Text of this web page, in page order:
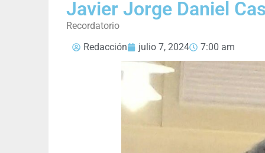
Javier Jorge Daniel
Recordatorio
Redacción
julio 7, 2024 7:00 am